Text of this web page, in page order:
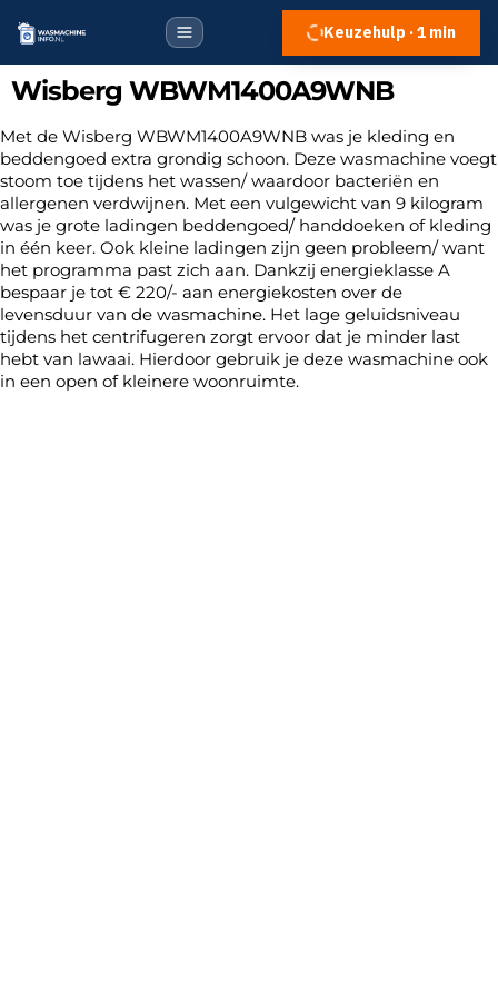
Keuzehulp · 1 min
Wisberg WBWM1400A9WNB
Met de Wisberg WBWM1400A9WNB was je kleding en
beddengoed extra grondig schoon. Deze wasmachine voegt
stoom toe tijdens het wassen/ waardoor bacteriën en
allergenen verdwijnen. Met een vulgewicht van 9 kilogram
was je grote ladingen beddengoed/ handdoeken of kleding
in één keer. Ook kleine ladingen zijn geen probleem/ want
het programma past zich aan. Dankzij energieklasse A
bespaar je tot € 220/- aan energiekosten over de
levensduur van de wasmachine. Het lage geluidsniveau
tijdens het centrifugeren zorgt ervoor dat je minder last
hebt van lawaai. Hierdoor gebruik je deze wasmachine ook
in een open of kleinere woonruimte.